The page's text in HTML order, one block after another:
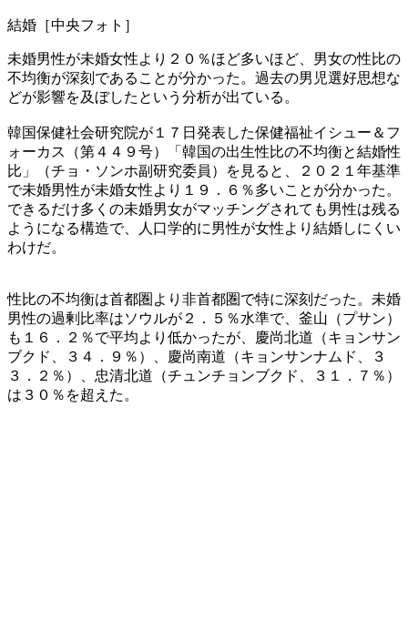
結婚［中央フォト］
未婚男性が未婚女性より２０％ほど多いほど、男女の性比の
不均衡が深刻であることが分かった。過去の男児選好思想な
どが影響を及ぼしたという分析が出ている。
韓国保健社会研究院が１７日発表した保健福祉イシュー＆フ
ォーカス（第４４９号）「韓国の出生性比の不均衡と結婚性
比」（チョ・ソンホ副研究委員）を見ると、２０２１年基準
で未婚男性が未婚女性より１９．６％多いことが分かった。
できるだけ多くの未婚男女がマッチングされても男性は残る
ようになる構造で、人口学的に男性が女性より結婚しにくい
わけだ。
性比の不均衡は首都圏より非首都圏で特に深刻だった。未婚
男性の過剰比率はソウルが２．５％水準で、釜山（プサン）
も１６．２％で平均より低かったが、慶尚北道（キョンサン
ブクド、３４．９％）、慶尚南道（キョンサンナムド、３
３．２％）、忠清北道（チュンチョンブクド、３１．７％）
は３０％を超えた。